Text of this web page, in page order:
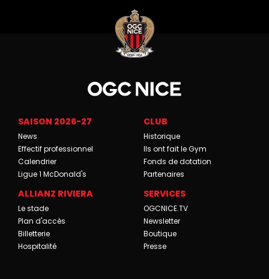
SAISON 2026-27
News
Effectif professionnel
Calendrier
Ligue 1 McDonald's
CLUB
Historique
Ils ont fait le Gym
Fonds de dotation
Partenaires
ALLIANZ RIVIERA
Le stade
Plan d'accès
Billetterie
Hospitalité
SERVICES
OGCNICE.TV
Newsletter
Boutique
Presse